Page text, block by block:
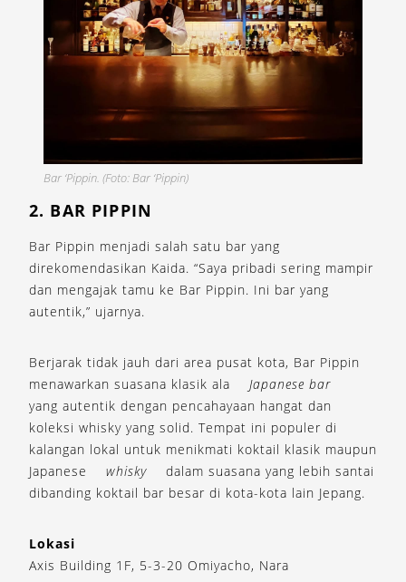
Bar ‘Pippin. (Foto: Bar ‘Pippin)
2. BAR PIPPIN
Bar Pippin menjadi salah satu bar yang
direkomendasikan Kaida. “Saya pribadi sering mampir
dan mengajak tamu ke Bar Pippin. Ini bar yang
autentik,” ujarnya.
Berjarak tidak jauh dari area pusat kota, Bar Pippin
menawarkan suasana klasik ala
Japanese bar
yang autentik dengan pencahayaan hangat dan
koleksi whisky yang solid. Tempat ini populer di
kalangan lokal untuk menikmati koktail klasik maupun
Japanese
whisky
dalam suasana yang lebih santai
dibanding koktail bar besar di kota-kota lain Jepang.
Lokasi
Axis Building 1F, 5-3-20 Omiyacho, Nara